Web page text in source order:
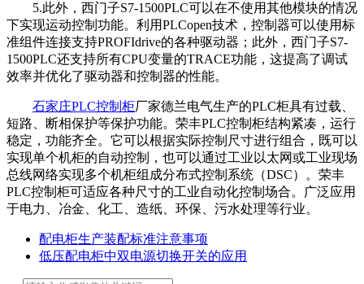
5.此外，西门子S7-1500PLC可以在不使用其他模块的情况
下实现运动控制功能。利用PLCopen技术，控制器可以使用标
准组件连接支持PROFIdrive的各种驱动器；此外，西门子S7-
1500PLC还支持所有CPU变量的TRACE功能，这提高了调试
效率并优化了驱动器和控制器的性能。
石家庄PLC控制柜厂家德兰电气生产的PLC柜具有过载、
短路、断相保护等保护功能。荣丰PLC控制柜结构紧凑，运行
稳定，功能齐全。它可以根据实际控制尺寸进行组合，既可以
实现单个机柜的自动控制，也可以通过工业以太网或工业现场
总线网络实现多个机柜组成分布式控制系统（DSC）。荣丰
PLC控制柜可适应各种尺寸的工业自动化控制场合。广泛应用
于电力、冶金、化工、造纸、环保、污水处理等行业。
配电柜生产装配标准注意事项
低压配电柜中双电源切换开关的应用